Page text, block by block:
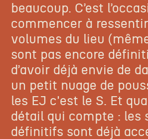
beaucoup. C’est
commencer à
volumes du lieu
sont pas encore
d’avoir déjà envie de
un petit nuage de
les EJ c'est le S. Et
détail qui compte : les
définitifs sont déjà